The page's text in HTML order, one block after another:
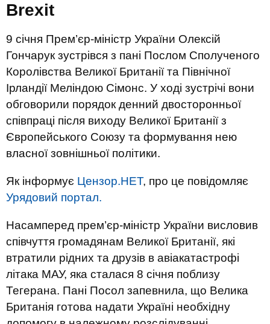
Brexit
9 січня Прем’єр-міністр України Олексій
Гончарук зустрівся з пані Послом Сполученого
Королівства Великої Британії та Північної
Ірландії Меліндою Сімонс. У ході зустрічі вони
обговорили порядок денний двосторонньої
співпраці після виходу Великої Британії з
Європейського Союзу та формування нею
власної зовнішньої політики.
Як інформує Цензор.НЕТ, про це повідомляє
Урядовий портал.
Насамперед прем’єр-міністр України висловив
співчуття громадянам Великої Британії, які
втратили рідних та друзів в авіакатастрофі
літака МАУ, яка сталася 8 січня поблизу
Тегерана. Пані Посол запевнила, що Велика
Британія готова надати Україні необхідну